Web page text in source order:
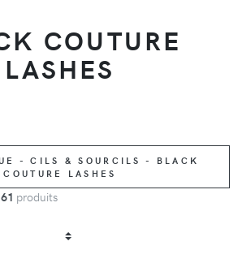
COUTURE
LASHES
- CILS & SOURCILS - BLACK
COUTURE LASHES
61 produits